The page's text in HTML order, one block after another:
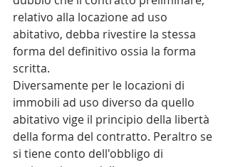
relativo alla locazione ad uso
abitativo, debba rivestire la stessa
forma del definitivo ossia la forma
scritta.
Diversamente per le locazioni di
immobili ad uso diverso da quello
abitativo vige il principio della libertà
della forma del contratto. Peraltro se
si tiene conto dell'obbligo di